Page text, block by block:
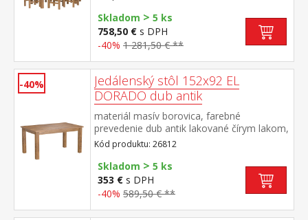
antik lakované čírym lakom, vlis drevenej
štruktúry rozmer stola (š/h/v) 152 × 92 × 76
cm rozmer stoličky (š/h/v) 43 × 49 × 107
cm súčasť zostavy EL DORADO
Skladom > 5 ks
758,50 € s DPH
-40% 1 281,50 € **
-40%
Jedálenský stôl 152x92 EL
DORADO dub antik
materiál masív borovica, farebné
prevedenie dub antik lakované čírym lakom,
vlis drevenej štruktúry súčasť zostavy EL
DORADO
Kód produktu: 26812
Skladom > 5 ks
353 € s DPH
-40% 589,50 € **